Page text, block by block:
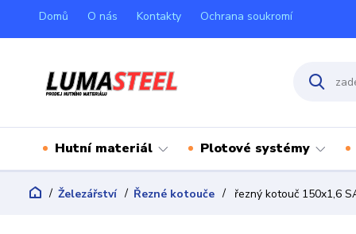
Domů O nás Kontakty Ochrana soukromí
Hutní materiál Plotové systémy
Železářství Řezné kotouče řezný kotouč 150x1,6